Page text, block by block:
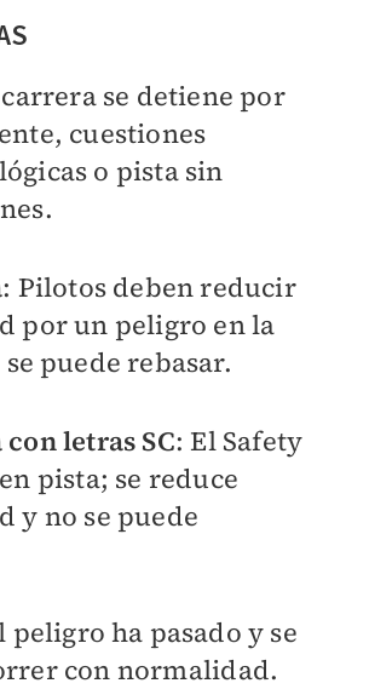
se detiene por
cuestiones
o pista sin
: Pilotos deben reducir
por un peligro en la
puede rebasar.
letras SC: El Safety
pista; se reduce
y no se puede
peligro ha pasado y se
con normalidad.